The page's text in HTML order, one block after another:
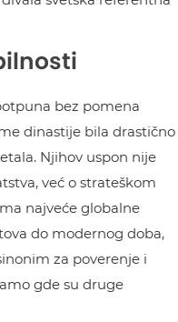
bez pomena
dinastije bila drastično
Njihov uspon nije
već o strateškom
najveće globalne
do modernog doba,
za poverenje i
gde su druge